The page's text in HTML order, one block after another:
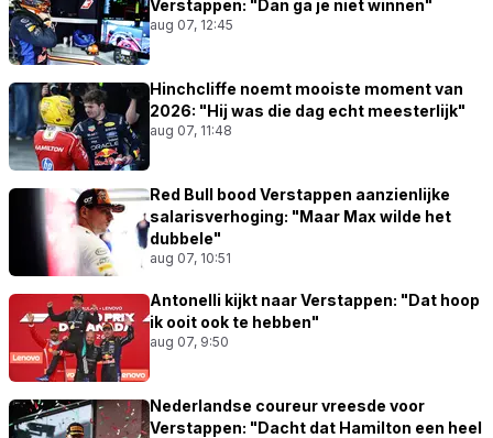
Verstappen: "Dan ga je niet winnen"
aug 07, 12:45
Hinchcliffe noemt mooiste moment van
2026: "Hij was die dag echt meesterlijk"
aug 07, 11:48
Red Bull bood Verstappen aanzienlijke
salarisverhoging: "Maar Max wilde het
dubbele"
aug 07, 10:51
Antonelli kijkt naar Verstappen: "Dat hoop
ik ooit ook te hebben"
aug 07, 9:50
Nederlandse coureur vreesde voor
Verstappen: "Dacht dat Hamilton een heel